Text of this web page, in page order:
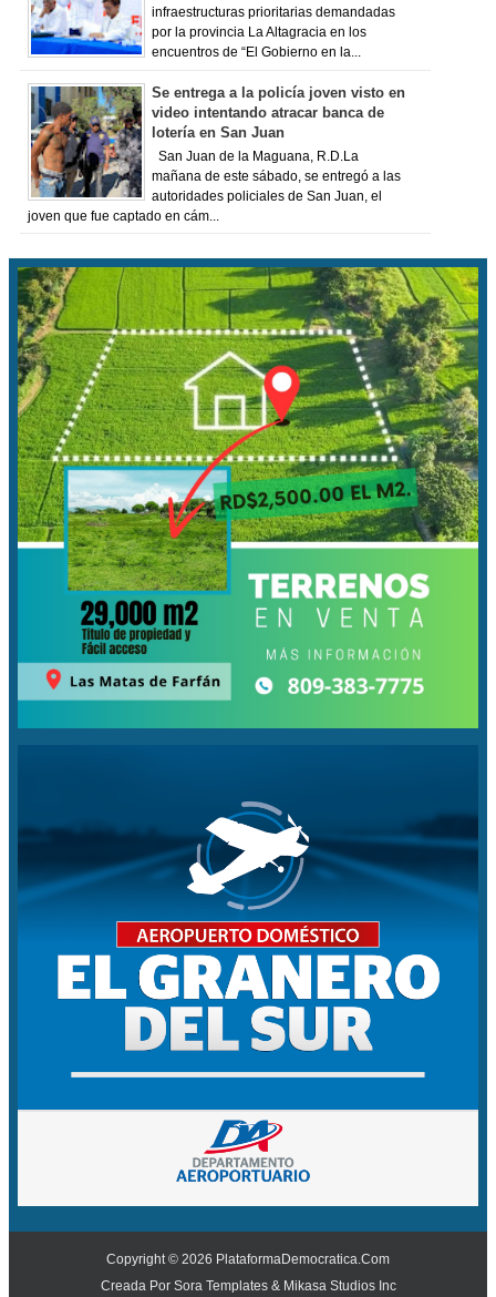
infraestructuras prioritarias demandadas
por la provincia La Altagracia en los
encuentros de “El Gobierno en la...
Se entrega a la policía joven visto en
video intentando atracar banca de
lotería en San Juan
San Juan de la Maguana, R.D.La
mañana de este sábado, se entregó a las
autoridades policiales de San Juan, el
joven que fue captado en cám...
Copyright © 2026 PlataformaDemocratica.Com
Creada Por Sora Templates& Mikasa Studios Inc